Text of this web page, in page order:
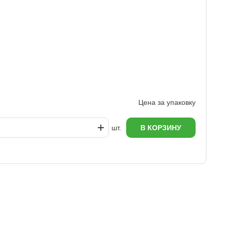
Цена за упаковку
шт. В КОРЗИНУ